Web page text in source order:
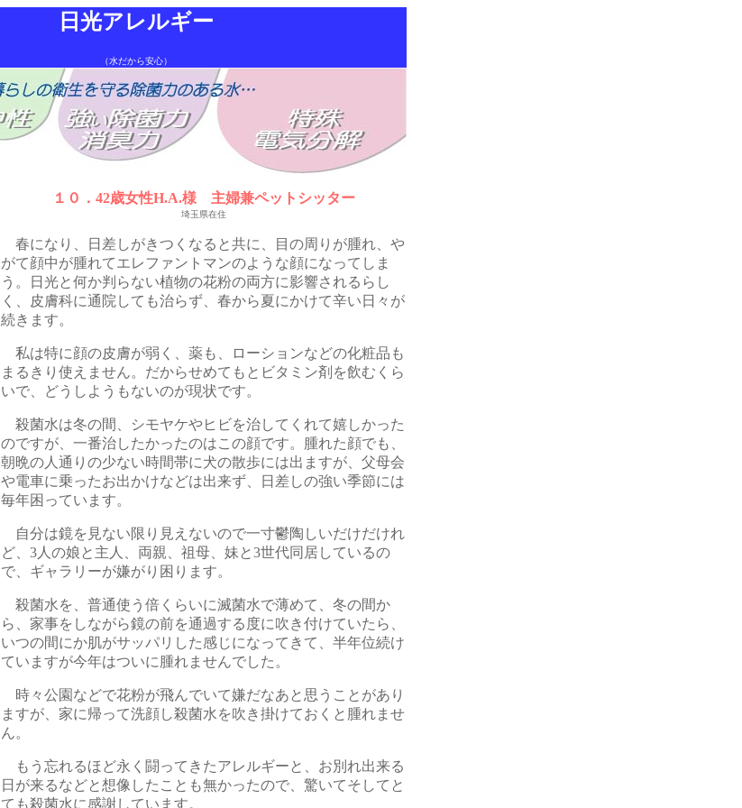
日光アレルギー
（水だから安心）
１０．42歳女性H.A.様 主婦兼ペットシッター
埼玉県在住
春になり、日差しがきつくなると共に、目の周りが腫れ、や
がて顔中が腫れてエレファントマンのような顔になってしま
う。日光と何か判らない植物の花粉の両方に影響されるらし
く、皮膚科に通院しても治らず、春から夏にかけて辛い日々が
続きます。
私は特に顔の皮膚が弱く、薬も、ローションなどの化粧品も
まるきり使えません。だからせめてもとビタミン剤を飲むくら
いで、どうしようもないのが現状です。
殺菌水は冬の間、シモヤケやヒビを治してくれて嬉しかった
のですが、一番治したかったのはこの顔です。腫れた顔でも、
朝晩の人通りの少ない時間帯に犬の散歩には出ますが、父母会
や電車に乗ったお出かけなどは出来ず、日差しの強い季節には
毎年困っています。
自分は鏡を見ない限り見えないので一寸鬱陶しいだけだけれ
ど、3人の娘と主人、両親、祖母、妹と3世代同居しているの
で、ギャラリーが嫌がり困ります。
殺菌水を、普通使う倍くらいに滅菌水で薄めて、冬の間か
ら、家事をしながら鏡の前を通過する度に吹き付けていたら、
いつの間にか肌がサッパリした感じになってきて、半年位続け
ていますが今年はついに腫れませんでした。
時々公園などで花粉が飛んでいて嫌だなあと思うことがあり
ますが、家に帰って洗顔し殺菌水を吹き掛けておくと腫れませ
ん。
もう忘れるほど永く闘ってきたアレルギーと、お別れ出来る
日が来るなどと想像したことも無かったので、驚いてそしてと
ても殺菌水に感謝しています。